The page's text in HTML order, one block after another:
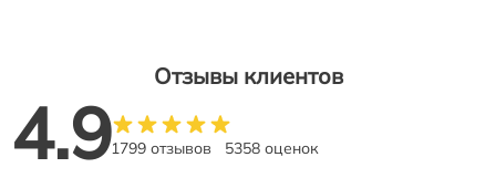
Отзывы клиентов
4.91799 отзывов 5358 оценок